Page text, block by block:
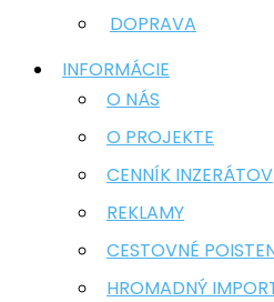
DOPRAVA
INFORMÁCIE
O NÁS
O PROJEKTE
CENNÍK INZERÁTOV
REKLAMY
CESTOVNÉ
HROMADNÝ